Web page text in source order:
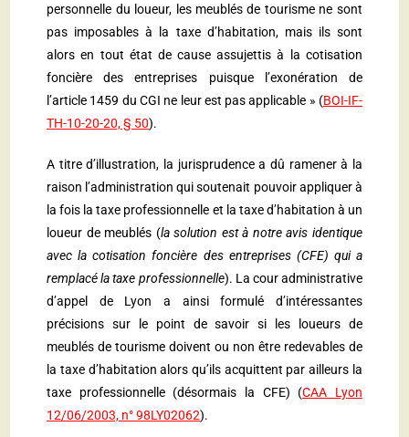
personnelle du loueur, les meublés de tourisme ne sont
pas imposables à la taxe d’habitation, mais ils sont
alors en tout état de cause assujettis à la cotisation
foncière des entreprises puisque l’exonération de
l’article 1459 du CGI ne leur est pas applicable » (BOI-IF-
TH-10-20-20, § 50).
A titre d’illustration, la jurisprudence a dû ramener à la
raison l’administration qui soutenait pouvoir appliquer à
la fois la taxe professionnelle et la taxe d’habitation à un
loueur de meublés (la solution est à notre avis identique
avec la cotisation foncière des entreprises (CFE) qui a
remplacé la taxe professionnelle). La cour administrative
d’appel de Lyon a ainsi formulé d’intéressantes
précisions sur le point de savoir si les loueurs de
meublés de tourisme doivent ou non être redevables de
la taxe d’habitation alors qu’ils acquittent par ailleurs la
taxe professionnelle (désormais la CFE) (CAA Lyon
12/06/2003, n° 98LY02062).